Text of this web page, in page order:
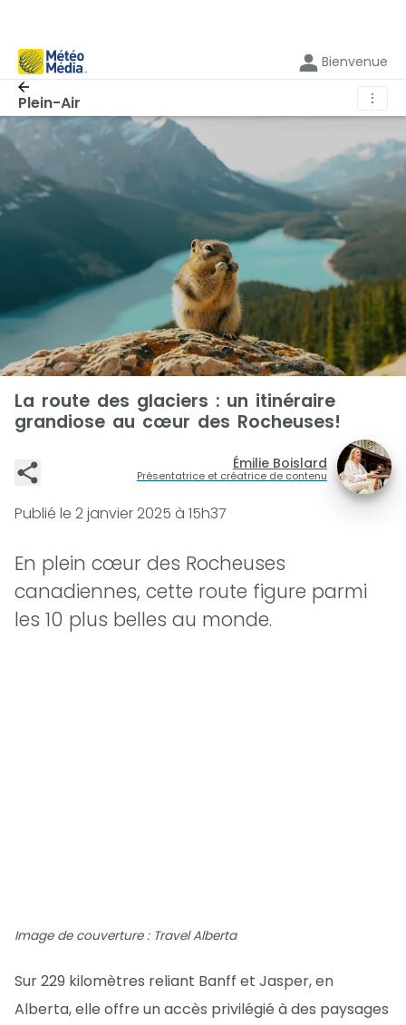
Bienvenue
Plein-Air ⋮
La route des glaciers : un itinéraire
grandiose au cœur des Rocheuses!
Émilie Boislard
Présentatrice et créatrice de contenu
Publié le 2 janvier 2025 à 15h37
En plein cœur des Rocheuses
canadiennes, cette route figure parmi
les 10 plus belles au monde.
Image de couverture : Travel Alberta
Sur 229 kilomètres reliant Banff et Jasper, en
Alberta, elle offre un accès privilégié à des paysages